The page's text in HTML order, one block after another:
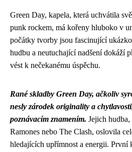
Green Day, kapela, která uchvátila
punk rockem, má kořeny hluboko v
počátky tvorby jsou fascinující
hudbu a neutuchající nadšení dokáží
vést k nečekanému úspěchu.
Rané skladby Green Day, ačkoliv
nesly zárodek originality a
poznávacím znamením. Jejich
Ramones nebo The Clash, oslovila
hledajících upřímnost a energii. První